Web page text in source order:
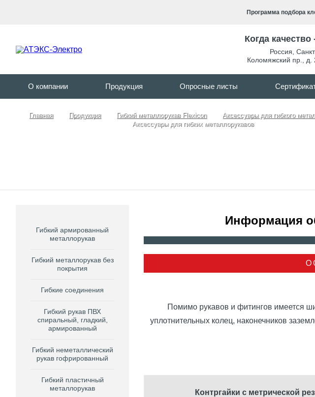
Программа подбора
Когда
Россия
Коломяжский пр., д.
О компании Продукция Опросные листы
Главная Продукция Гибкий металлорукав Flexicon
Аксессуары для гибкого
Аксессуары для гибких металлорукавов
Гибкий армированный
металлорукав
Гибкий металлорукав без
покрытия
Гибкие соединения
Гибкий рукав ПВХ
спиральный, гладкий,
армированный
Гибкий неметаллический
рукав гофрированный
Гибкий пластичный
металлорукав
Информация
Помимо рукавов и фитингов имеется
уплотнительных колец, наконечников
Контргайки с метрической